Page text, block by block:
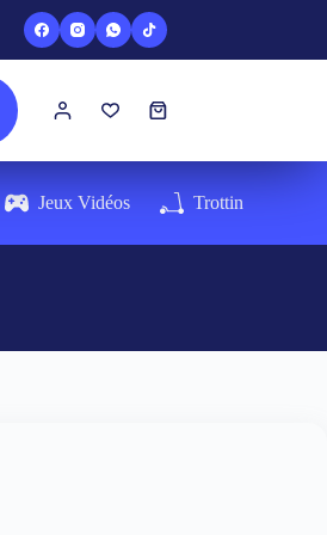
Panier
Jeux Vidéos Trottinette